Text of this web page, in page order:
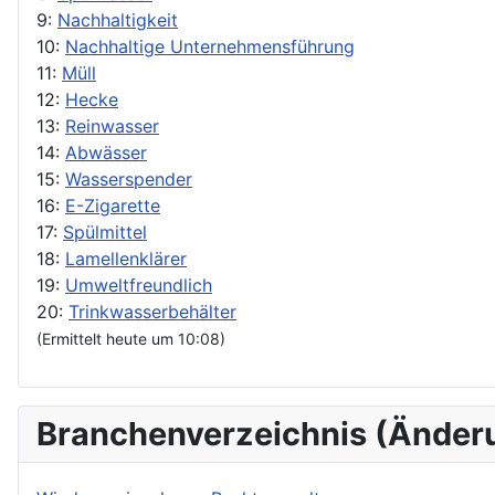
9: Nachhaltigkeit
10: Nachhaltige Unternehmensführung
11: Müll
12: Hecke
13: Reinwasser
14: Abwässer
15: Wasserspender
16: E-Zigarette
17: Spülmittel
18: Lamellenklärer
19: Umweltfreundlich
20: Trinkwasserbehälter
(Ermittelt heute um 10:08)
Branchenverzeichnis